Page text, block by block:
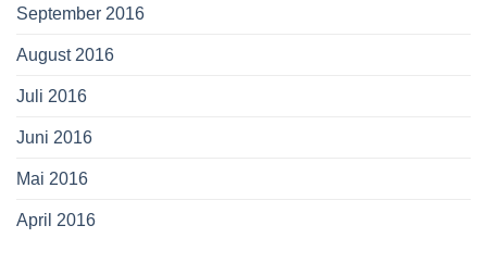
September 2016
August 2016
Juli 2016
Juni 2016
Mai 2016
April 2016